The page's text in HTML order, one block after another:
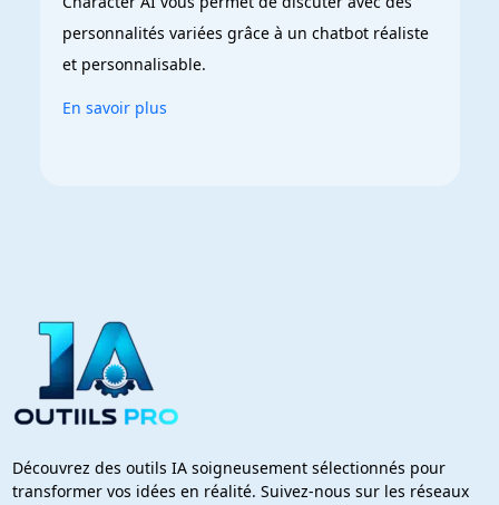
personnalités variées grâce à un chatbot réaliste
et personnalisable.
En savoir plus
Découvrez des outils IA soigneusement sélectionnés pour
transformer vos idées en réalité. Suivez-nous sur les réseaux